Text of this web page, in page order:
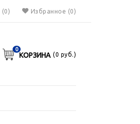
(0) Избранное (0)
КОРЗИНА
0
(0 руб.)